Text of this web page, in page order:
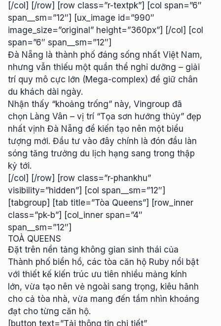
[/col] [/row] [row class=”r-textpk”] [col span=”6″
span__sm=”12″] [ux_image id=”990″
image_size=”original” height=”360px”] [/col] [col
span=”6″ span__sm=”12″]
Đà Nẵng là thành phố đáng sống nhất Việt Nam,
nhưng vẫn thiếu một quần thể nghỉ dưỡng – giải
trí quy mô cực lớn (Mega-complex) để giữ chân
du khách dài ngày.
Nhận thấy “khoảng trống” này, Vingroup đã
chọn Làng Vân – vị trí “Tọa sơn hướng thủy” đẹp
nhất vịnh Đà Nẵng để kiến tạo nên một biểu
tượng mới. Đầu tư vào đây chính là đón đầu làn
sóng tăng trưởng du lịch hạng sang trong thập
kỷ tới.
[/col] [/row] [row class=”r-phankhu”
visibility=”hidden”] [col span__sm=”12″]
[tabgroup] [tab title=”Tòa Queens”] [row_inner
class=”pk-b”] [col_inner span=”4″
span__sm=”12″]
TOÀ QUEENS
Đặt trên nền tảng không gian sinh thái của
Thành phố biển hồ, các tòa căn hộ Ruby nổi bật
với thiết kế kiến trúc ưu tiên nhiều mảng kính
lớn, vừa tạo nên vẻ ngoài sang trọng, kiêu hãnh
cho cả tòa nhà, vừa mang đến tầm nhìn khoáng
đạt cho từng căn hộ.
[button text=”Tải thông tin chi tiết”